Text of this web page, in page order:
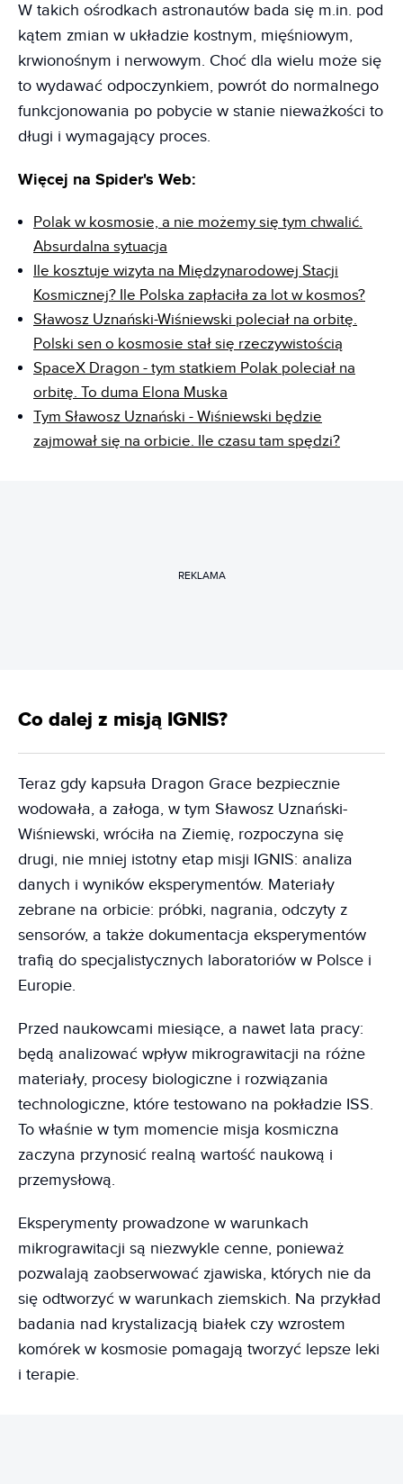
W takich ośrodkach astronautów bada się m.in. pod
kątem zmian w układzie kostnym, mięśniowym,
krwionośnym i nerwowym. Choć dla wielu może się
to wydawać odpoczynkiem, powrót do normalnego
funkcjonowania po pobycie w stanie nieważkości to
długi i wymagający proces.
Więcej na Spider's Web:
Polak w kosmosie, a nie możemy się tym chwalić.
Absurdalna sytuacja
Ile kosztuje wizyta na Międzynarodowej Stacji
Kosmicznej? Ile Polska zapłaciła za lot w kosmos?
Sławosz Uznański-Wiśniewski poleciał na orbitę.
Polski sen o kosmosie stał się rzeczywistością
SpaceX Dragon - tym statkiem Polak poleciał na
orbitę. To duma Elona Muska
Tym Sławosz Uznański - Wiśniewski będzie
zajmował się na orbicie. Ile czasu tam spędzi?
REKLAMA
Co dalej z misją IGNIS?
Teraz gdy kapsuła Dragon Grace bezpiecznie
wodowała, a załoga, w tym Sławosz Uznański-
Wiśniewski, wróciła na Ziemię, rozpoczyna się
drugi, nie mniej istotny etap misji IGNIS: analiza
danych i wyników eksperymentów. Materiały
zebrane na orbicie: próbki, nagrania, odczyty z
sensorów, a także dokumentacja eksperymentów
trafią do specjalistycznych laboratoriów w Polsce i
Europie.
Przed naukowcami miesiące, a nawet lata pracy:
będą analizować wpływ mikrograwitacji na różne
materiały, procesy biologiczne i rozwiązania
technologiczne, które testowano na pokładzie ISS.
To właśnie w tym momencie misja kosmiczna
zaczyna przynosić realną wartość naukową i
przemysłową.
Eksperymenty prowadzone w warunkach
mikrograwitacji są niezwykle cenne, ponieważ
pozwalają zaobserwować zjawiska, których nie da
się odtworzyć w warunkach ziemskich. Na przykład
badania nad krystalizacją białek czy wzrostem
komórek w kosmosie pomagają tworzyć lepsze leki
i terapie.